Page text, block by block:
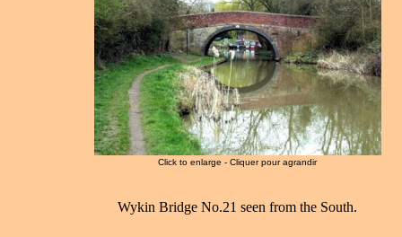
Click to enlarge - Cliquer pour agrandir
Wykin Bridge No.21 seen from the South.